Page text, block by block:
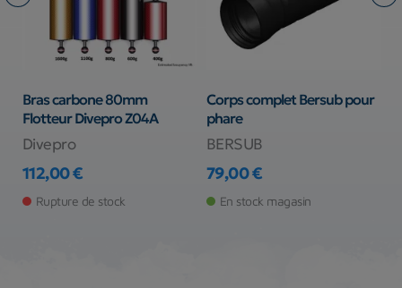
Bras carbone 80mm
Flotteur Divepro Z04A
Divepro
Prix
112,00 €
Rupture de stock
Corps complet Bersub pour
phare
BERSUB
Prix
79,00 €
En stock magasin